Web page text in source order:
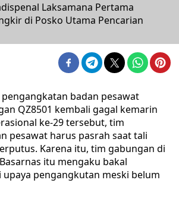
Laksamana Pertama
di Posko Utama Pencarian
pengangkatan badan pesawat
QZ8501 kembali gagal kemarin
ke-29 tersebut, tim
pesawat harus pasrah saat tali
Karena itu, tim gabungan di
itu mengaku bakal
upaya pengangkutan meski belum